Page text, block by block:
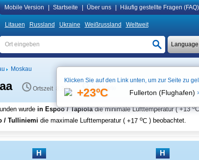
Mobile Version Startseite Über uns Häufig gestellte Fragen (FAQ)
Litauen Russland Ukraine Weißrussland Weltweit
Language
Moskau
Ortszeit 8:33 Zur Karte
wurde in Espoo / Tapioladie minimale Lufttemperatur (+13oC
/ Tulliniemi die maximale Lufttemperatur (+17 oC ) beobachtet.
H H
Klicken Sie auf den Link unten, um zur Seite zu
+23ºC Fullerton (Flughafen)